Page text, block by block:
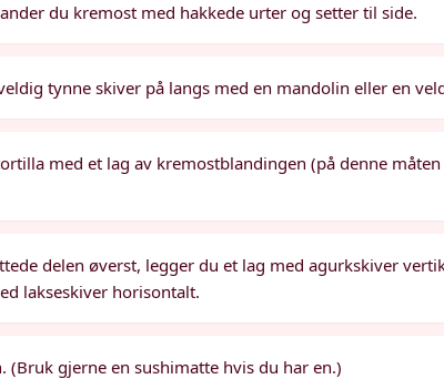
du kremost med hakkede urter og setter til side.
tynne skiver på langs med en mandolin eller en
med et lag av kremostblandingen (på denne
delen øverst, legger du et lag med agurkskiver
lakseskiver horisontalt.
(Bruk gjerne en sushimatte hvis du har en.)